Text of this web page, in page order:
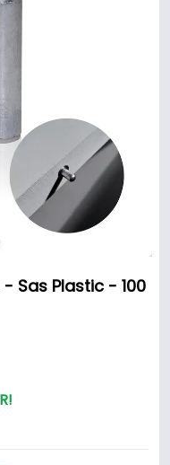
Sas Plastic - 100